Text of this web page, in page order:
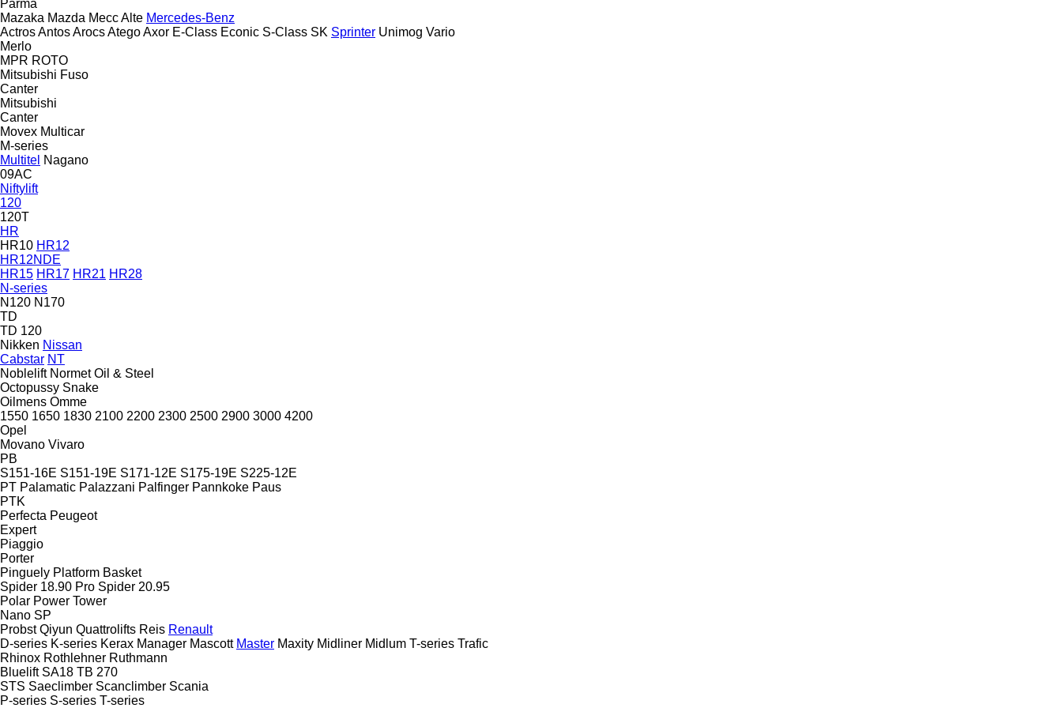
Parma
Mazaka Mazda Mecc Alte Mercedes-Benz
ActrosAntosArocsAtegoAxor E-Class Econic S-Class SK Sprinter Unimog Vario
Merlo
MPR ROTO
Mitsubishi Fuso
Canter
Mitsubishi
Canter
Movex Multicar
M-series
Multitel Nagano
09AC
Niftylift
120
120T
HR
HR10 HR12
HR12NDE
HR15 HR17 HR21 HR28
N-series
N120 N170
TD
TD 120
Nikken Nissan
Cabstar NT
Noblelift Normet Oil & Steel
Octopussy Snake
Oilmens Omme
1550 1650 1830 2100 2200 2300 2500 2900 3000 4200
Opel
Movano Vivaro
PB
S151-16E S151-19E S171-12E S175-19E S225-12E
PT Palamatic Palazzani Palfinger Pannkoke Paus
PTK
Perfecta Peugeot
Expert
Piaggio
Porter
Pinguely Platform Basket
Spider 18.90 Pro Spider 20.95
Polar Power Tower
Nano SP
Probst Qiyun Quattrolifts Reis Renault
D-series K-series Kerax Manager Mascott Master Maxity Midliner Midlum T-series Trafic
Rhinox Rothlehner Ruthmann
Bluelift SA18 TB 270
STS Saeclimber Scanclimber Scania
P-series S-series T-series